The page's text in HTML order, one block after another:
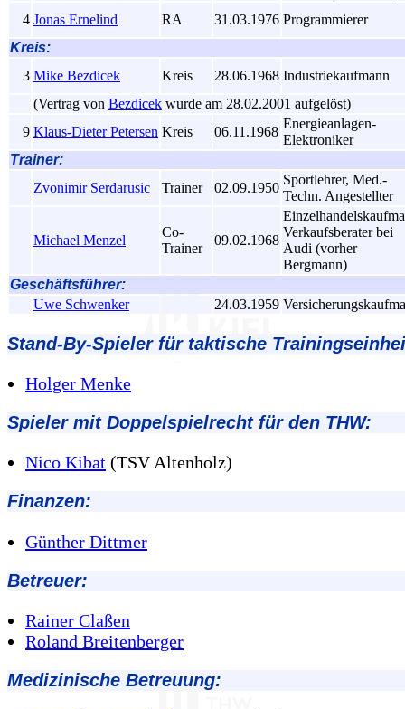
4 Jonas Ernelind RA 31.03.1976 Programmierer
Kreis:
3 Mike Bezdicek Kreis 28.06.1968 Industriekaufmann
(Vertrag von Bezdicek wurde am 28.02.2001 aufgelöst)
9 Klaus-Dieter Petersen Kreis 06.11.1968
Energieanlagen-
Elektroniker
Trainer:
Zvonimir Serdarusic
Trainer 02.09.1950
Sportlehrer, Med.-
Techn. Angestellter
Michael Menzel
Co-
Trainer
09.02.1968
Verkaufsberater bei
Audi (vorher
Bergmann)
Geschäftsführer:
Uwe Schwenker
24.03.1959
Stand-By-Spieler für taktische
Holger Menke
Spieler mit Doppelspielrecht für den THW:
Nico Kibat (TSV Altenholz)
Finanzen:
Günther Dittmer
Betreuer:
Rainer Claßen
Roland Breitenberger
Medizinische Betreuung: